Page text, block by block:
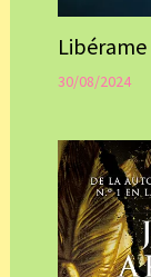
Libérame
30/08/2024